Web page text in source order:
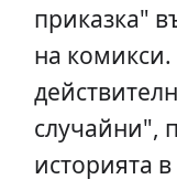
приказка"
на
случайни",
историята